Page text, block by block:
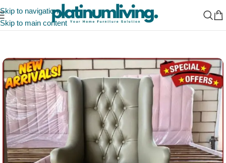
Skip to navigation
Skip to main content
Beranda/Indonesia Furniture Manufacturer